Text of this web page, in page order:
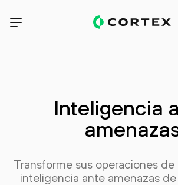
Inteligencia
Transforme sus operaciones
inteligencia ante amenazas